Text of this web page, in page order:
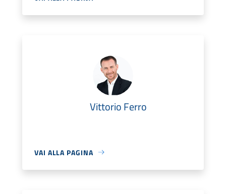
Vittorio Ferro
VAI ALLA PAGINA